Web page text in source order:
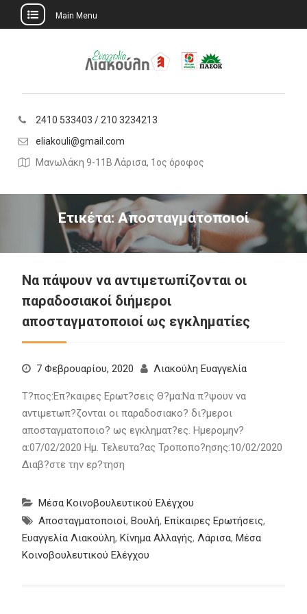
Main Menu
2410 533403 / 210 3234213
eliakouli@gmail.com
Μανωλάκη 9-11Β Λάρισα, 1ος όροφος
Ετικέτα: Αποσταγματοποιοί
Να πάψουν να αντιμετωπίζονται οι
παραδοσιακοί διήμεροι
αποσταγματοποιοί ως εγκληματίες
7 Φεβρουαρίου, 2020 Λιακούλη Ευαγγελία
Τ?πος:Επ?καιρες Ερωτ?σεις Θ?μα:Να π?ψουν να
αντιμετωπ?ζονται οι παραδοσιακο? δι?μεροι
αποσταγματοποιο? ως εγκληματ?ες. Ημερομην?
α:07/02/2020 Ημ. Τελευτα?ας Τροποπο?ησης:10/02/2020
Διαβ?στε την ερ?τηση
Μέσα Κοινοβουλευτικού Ελέγχου
Αποσταγματοποιοί, Βουλή, Επίκαιρες Ερωτήσεις,
Ευαγγελία Λιακούλη, Κίνημα Αλλαγής, Λάρισα, Μέσα
Κοινοβουλευτικού Ελέγχου